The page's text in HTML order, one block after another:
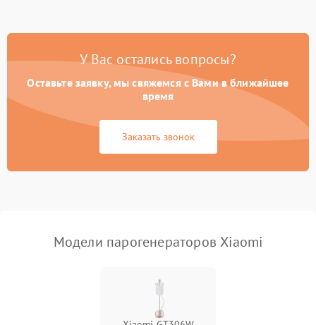
Ошибка платы управления 1500 ₽ Подробнее →
1200 ₽
Не сохраняет настройки Подробнее →
1500 ₽ Подробнее →
Не подает пар 1800 ₽ Подробнее →
У Вас остались вопросы?
Оставьте заявку, мы свяжемся с Вами в ближайшее
время
Заказать звонок
Модели парогенераторов Xiaomi